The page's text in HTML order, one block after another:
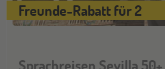
Freunde-Rabatt für 2
Sprachreisen Sevilla 50+